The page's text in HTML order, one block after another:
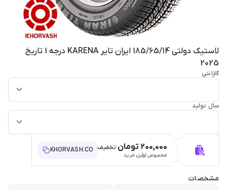
لاستیک دولتی 185/65/14 ایران تایر KARENA درجه 1 تاریخ
2025
گارانتی
سال تولید
200,000 تومان تخفیف
مخصوص اولین خرید
KHORVASH.CO
مشخصات